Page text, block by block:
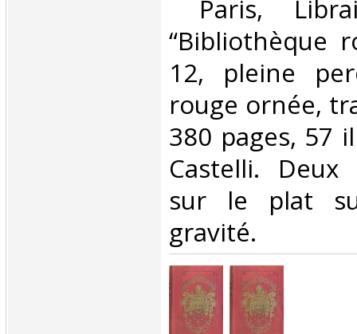
Paris,
“Bibliothèque
12, pleine
rouge ornée,
380 pages, 57
Castelli. Deux
sur le plat
gravité.‎